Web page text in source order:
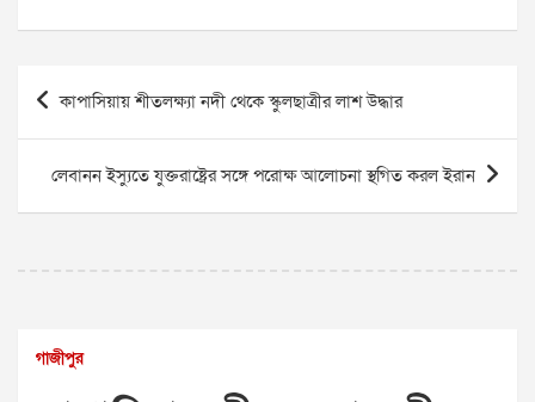
Post
navigation
কাপাসিয়ায় শীতলক্ষ্যা নদী থেকে স্কুলছাত্রীর লাশ উদ্ধার
লেবানন ইস্যুতে যুক্তরাষ্ট্রের সঙ্গে পরোক্ষ আলোচনা স্থগিত করল ইরান
গাজীপুর